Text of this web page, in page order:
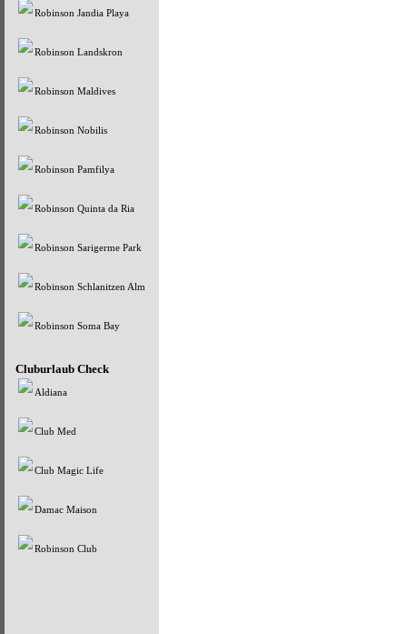
Robinson Jandia Playa
Robinson Landskron
Robinson Maldives
Robinson Nobilis
Robinson Pamfilya
Robinson Quinta da Ria
Robinson Sarigerme Park
Robinson Schlanitzen Alm
Robinson Soma Bay
Cluburlaub Check
Aldiana
Club Med
Club Magic Life
Damac Maison
Robinson Club